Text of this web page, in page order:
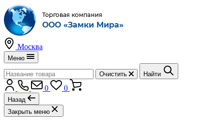
Москва
Меню
Очистить Найти
0 0
Назад
Закрыть меню